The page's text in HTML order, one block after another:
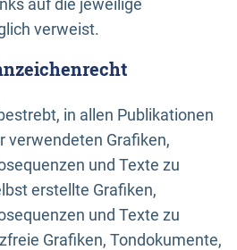
auf die jeweilige
verweist.
in allen Publikationen
verwendeten Grafiken,
und Texte zu
erstellte Grafiken,
und Texte zu
Grafiken, Tondokumente,